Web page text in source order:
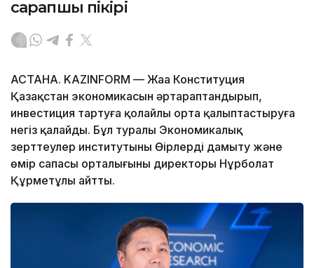
сарапшы пікірі
АСТАНА. KAZINFORM — Жаңа Конституция
Қазақстан экономикасын әртараптандырып,
инвестиция тартуға қолайлы орта қалыптастыруға
негіз қалайды. Бұл туралы Экономикалық
зерттеулер институтының Өңірлерді дамыту және
өмір сапасы орталығының директоры Нұрболат
Құрметұлы айтты.